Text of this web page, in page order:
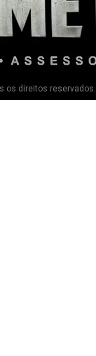
os direitos reservados.